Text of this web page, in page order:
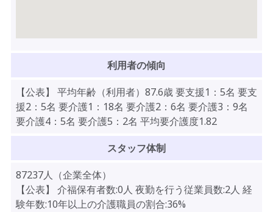
利用者の傾向
【公表】 平均年齢（利用者）87.6歳 要支援1：5名 要支
援2：5名 要介護1：18名 要介護2：6名 要介護3：9名
要介護4：5名 要介護5：2名 平均要介護度1.82
スタッフ体制
87237人（企業全体）
【公表】 介福保有者数:0人 夜勤を行う従業員数:2人 経
験年数:10年以上の介護職員の割合:36%